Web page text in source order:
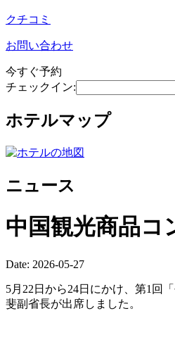
クチコミ
お問い合わせ
今すぐ予約
チェックイン:
ホテルマップ
ニュース
中国観光商品コ
Date: 2026-05-27
5月22日から24日にかけ、第1回
斐副省長が出席しました。